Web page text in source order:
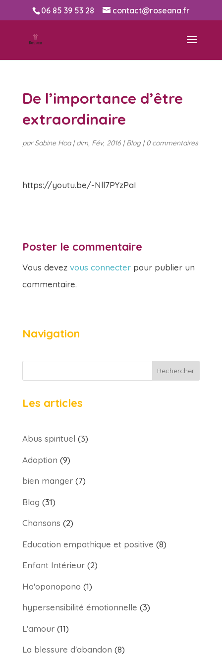
06 85 39 53 28 contact@roseana.fr
De l’importance d’être
extraordinaire
parSabine Hoa|dim, Fév, 2016|Blog|0 commentaires
https://youtu.be/-Nll7PYzPaI
Poster le commentaire
Vous devez vous connecterpour publier un
commentaire.
Navigation
Rechercher
Les articles
Abus spirituel (3)
Adoption (9)
bien manger(7)
Blog (31)
Chansons (2)
Education empathique et positive (8)
Enfant Intérieur(2)
Ho'oponopono (1)
hypersensibilité émotionnelle (3)
L'amour(11)
La blessure d'abandon (8)